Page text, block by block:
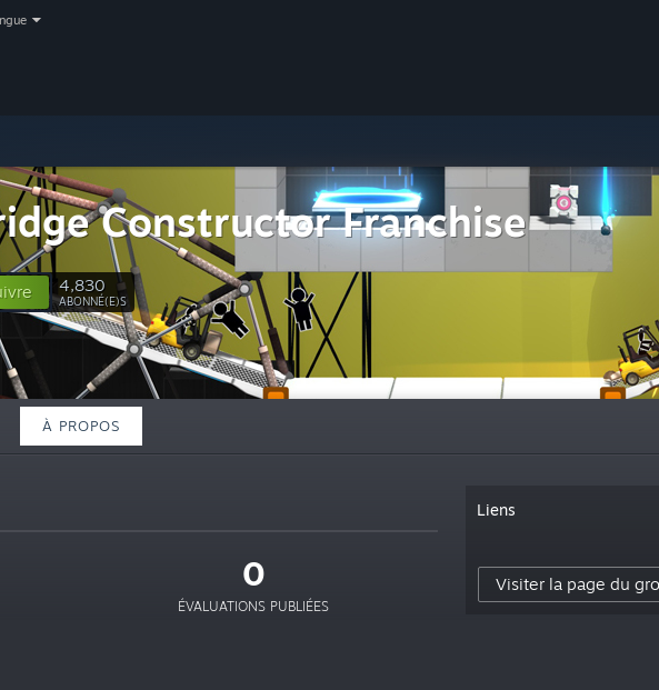
Constructor Franchise
4,830
ABONNÉ(E)S
À PROPOS
0
ÉVALUATIONS PUBLIÉES
Liens
Visiter la page du